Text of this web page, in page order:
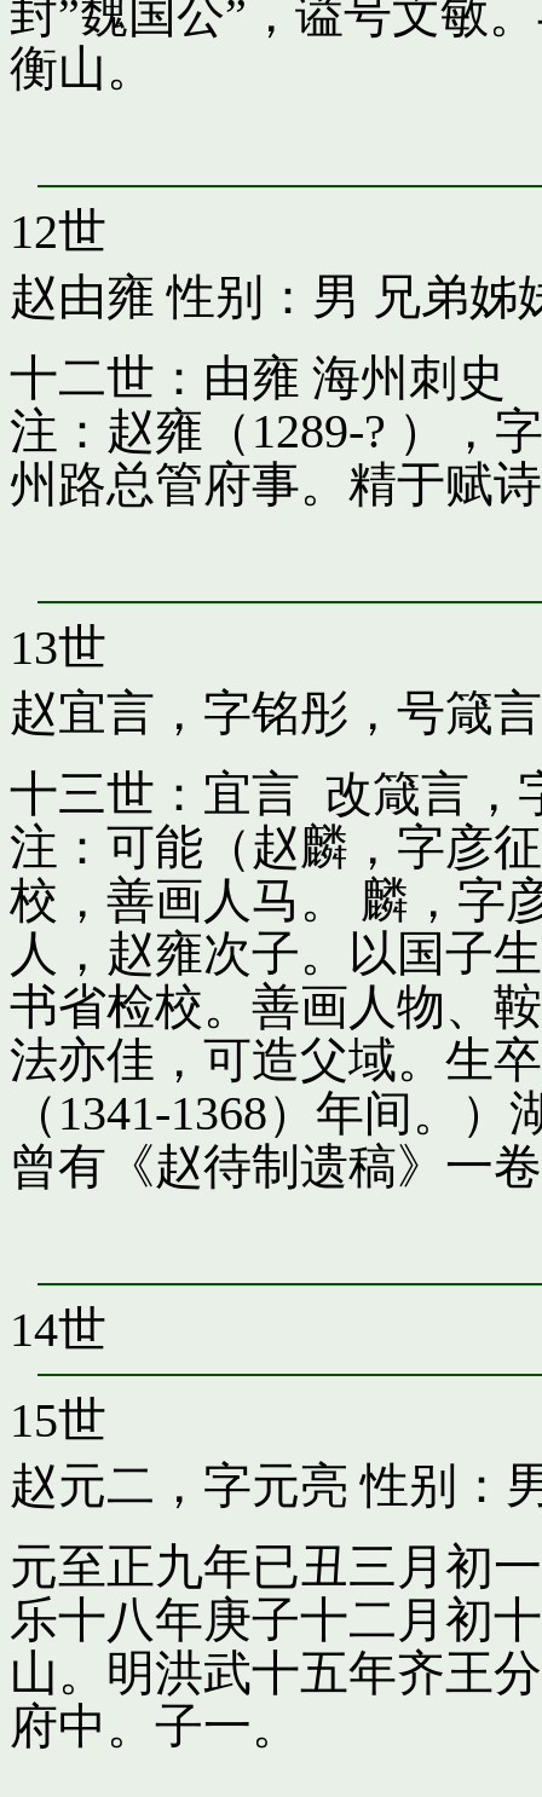
封”魏国公”，谥号文敏
衡山。
12世
赵由雍 性别：男 兄弟姊
十二世：由雍 海州刺史
注：赵雍（1289-? ），
州路总管府事。精于赋
13世
赵宜言，字铭彤，号箴言
十三世：宜言 改箴言，
注：可能（赵麟，字彦
校，善画人马。 麟，字
人，赵雍次子。以国子
书省检校。善画人物、
法亦佳，可造父域。生
（1341-1368）年间。
曾有《赵待制遗稿》一
14世
15世
赵元二，字元亮 性别：
元至正九年已丑三月初
乐十八年庚子十二月初
山。明洪武十五年齐王
府中。子一。